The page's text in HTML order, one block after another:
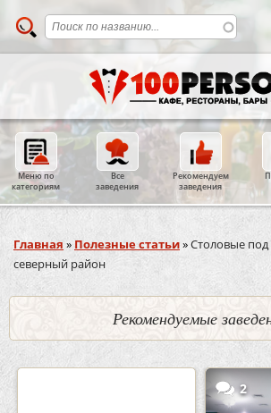
Меню по
категориям
Все
заведения
Рекомендуем
заведения
Вы здесь
Главная » Полезные статьи»Столовые
северный район
Рекомендуемые
2